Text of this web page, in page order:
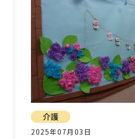
介護
2025年07月03日